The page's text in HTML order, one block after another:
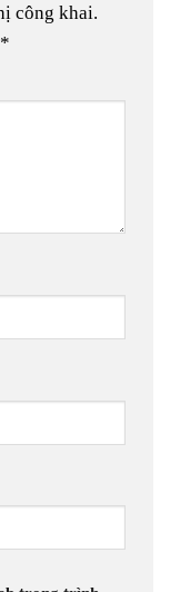
công khai.
*